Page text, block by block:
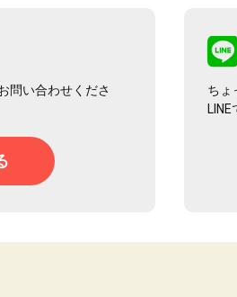
問い合わせくださ
ちょ